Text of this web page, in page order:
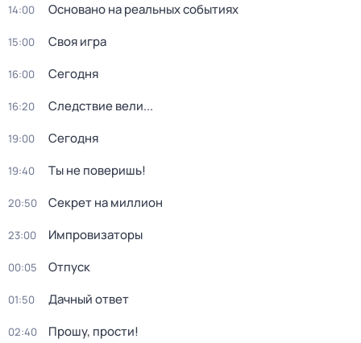
14:00 Основано на реальных событиях
15:00 Своя игра
16:00 Сегодня
16:20 Следствие вели...
19:00 Сегодня
19:40 Ты не поверишь!
20:50 Секрет на миллион
23:00 Импровизаторы
00:05 Отпуск
01:50 Дачный ответ
02:40 Прошу, прости!